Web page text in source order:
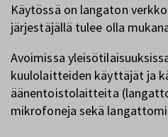
Käytössä on langaton
järjestäjällä tulee olla
Avoimissa
kuulolaitteiden käyttäjät ja
äänentoistolaitteita
mikrofoneja sekä